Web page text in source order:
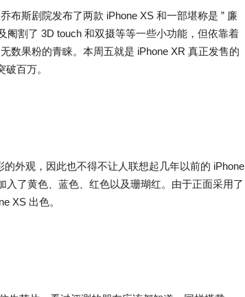
布斯剧院发布了两款 iPhone XS 和一部堪称是 ” 廉
阉割了 3D touch 和双摄等等一些小功能，但依靠着
数果粉的青睐。本周五就是 iPhone XR 真正发售的
百万。
外观，因此也不得不让人联想起几年以前的 iPhone
了黄色、蓝色、红色以及珊瑚红。由于正面采用了
XS 出色。